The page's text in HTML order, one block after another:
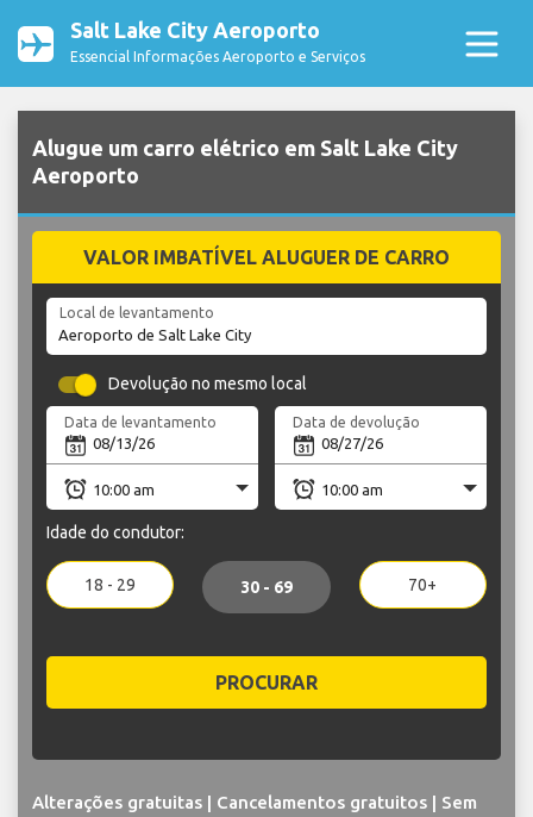
Salt Lake City Aeroporto
Essencial Informações Aeroporto e Serviços
Alugue um carro elétrico em Salt Lake City
Aeroporto
VALOR IMBATÍVEL ALUGUER DE CARRO
Local de levantamento
Devolução no mesmo local
Data de levantamento Data de devolução
Idade do condutor:
18 - 29 30 - 69 70+
PROCURAR
Alterações gratuitas | Cancelamentos gratuitos | Sem